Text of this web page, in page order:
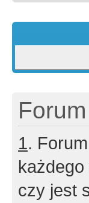
1.
czy jest